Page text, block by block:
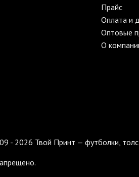
Прайс
Оплата и
Оптовые
О
- 2026 Твой Принт — футболки,